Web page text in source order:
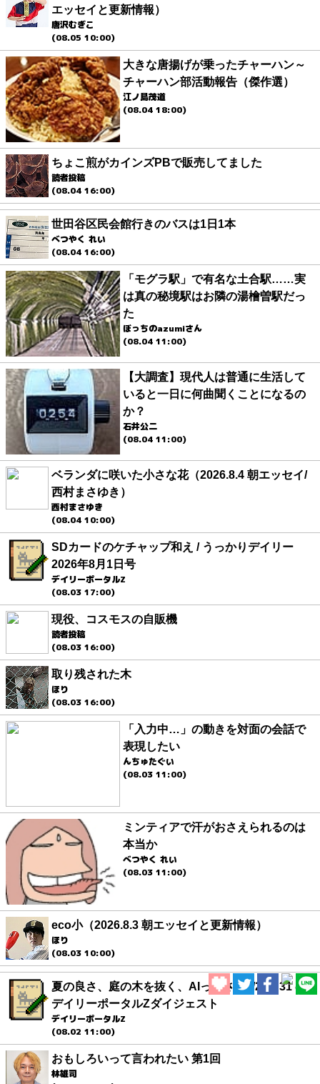
エッセイと更新情報）
唐沢むぎこ
(08.05 10:00)
大きな唐揚げが乗ったチャーハン～
チャーハン部活動報告（傑作選）
江ノ島茂道
(08.04 18:00)
ちょこ煎がカインズPBで販売してました
読者投稿
(08.04 16:00)
世田谷区民会館行きのバスは1日1本
べつやく れい
(08.04 16:00)
「モグラ駅」で有名な土合駅……実
は真の秘境駅はお隣の湯檜曽駅だっ
た
ぼっちのazumiさん
(08.04 11:00)
【大調査】現代人は普通に生活して
いると一日に何曲聞くことになるの
か？
石井公二
(08.04 11:00)
ベランダに咲いた小さな花（2026.8.4 朝エッセイ/
西村まさゆき）
西村まさゆき
(08.04 10:00)
SDカードのケチャップ和え / うっかりデイリー
2026年8月1日号
デイリーポータルZ
(08.03 17:00)
現役、コスモスの自販機
読者投稿
(08.03 16:00)
取り残された木
ほり
(08.03 16:00)
「入力中…」の動きを対面の会話で
表現したい
んちゅたぐい
(08.03 11:00)
ミンティアで汗がおさえられるのは
本当か
べつやく れい
(08.03 11:00)
eco小（2026.8.3 朝エッセイと更新情報）
ほり
(08.03 10:00)
夏の良さ、庭の木を抜く、AIっぽさ・7/25～31 の
デイリーポータルZダイジェスト
デイリーポータルZ
(08.02 11:00)
おもしろいって言われたい 第1回
林雄司